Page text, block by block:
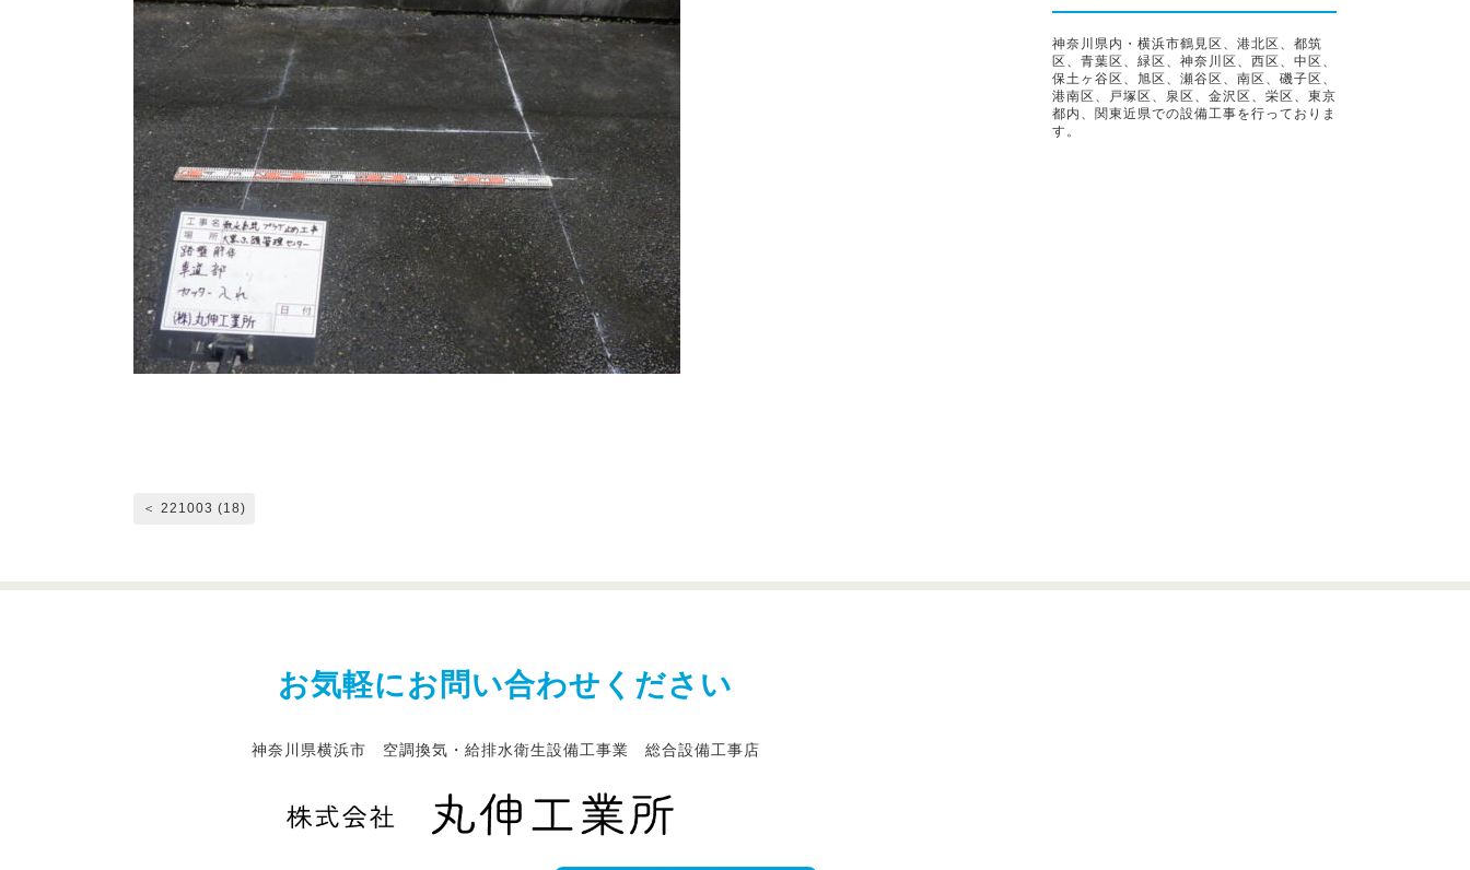
＜ 221003 (18)
神奈川県内・横浜市鶴見区、港北区、都筑
区、青葉区、緑区、神奈川区、西区、中区、
保土ヶ谷区、旭区、瀬谷区、南区、磯子区、
港南区、戸塚区、泉区、金沢区、栄区、東京
都内、関東近県での設備工事を行っておりま
す。
お気軽にお問い合わせください
神奈川県横浜市 空調換気・給排水衛生設備工事業 総合設備工事店